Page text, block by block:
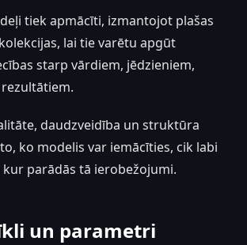
tiek apmācīti, izmantojot plašas
lai tie varētu apgūt
starp vārdiem, jēdzieniem,
daudzveidība un struktūra
ko modelis var iemācīties, cik labi
parādās tā ierobežojumi.
un parametri